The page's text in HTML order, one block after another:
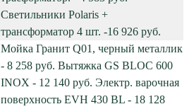
Светильники Polaris +
трансформатор 4 шт. -16 926 руб.
Мойка Гранит Q01, черный металлик
- 8 258 руб. Вытяжка GS BLOC 600
INOX - 12 140 руб. Электр. варочная
поверхность EVH 430 BL - 18 128